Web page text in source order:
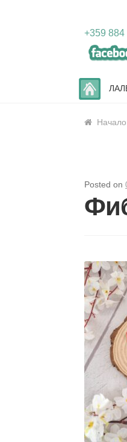
+359 884
Skip
to
Skip
to
content
Начало
Posted on